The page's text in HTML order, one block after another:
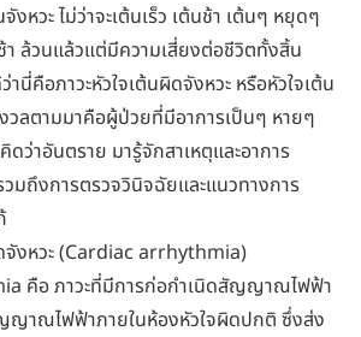
งหวะ ไม่ว่าจะเต้นเร็ว เต้นช้า เต้นๆ หยุดๆ
า ล้วนแล้วแต่มีความเสี่ยงต่อชีวิตทั้งสิ้น
านี่คือภาวะหัวใจเต้นผิดจังหวะ หรือหัวใจเต้น
ลตามมาคือผู้ป่วยที่มีอาการเป็นๆ หายๆ
ว่าอันตราย มารู้จักสาเหตุและอาการ
วมถึงการตรวจวินิจฉัยและแนวทางการ
จังหวะ (Cardiac arrhythmia)
คือ ภาวะที่มีการก่อกำเนิดสัญญาณไฟฟ้า
ญาณไฟฟ้าภายในห้องหัวใจผิดปกติ ซึ่งส่ง